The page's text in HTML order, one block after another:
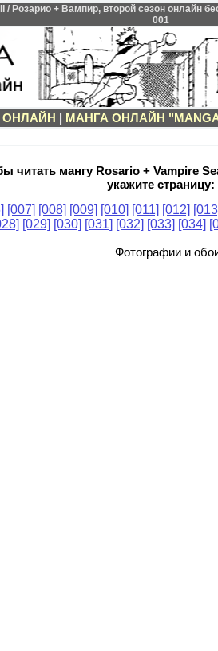
/ Розарио + Вампир, второй сезон онлайн
001
ОНЛАЙН | МАНГА ОНЛАЙН "MANGA
читать мангу Rosario + Vampire
укажите страницу:
[007] [008] [009] [010] [011] [012]
[029] [030] [031] [032] [033] [034]